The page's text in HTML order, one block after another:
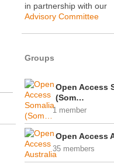
in partnership with our
Advisory Committee
Groups
Open Access
(Som…
1 member
Open Access
35 members